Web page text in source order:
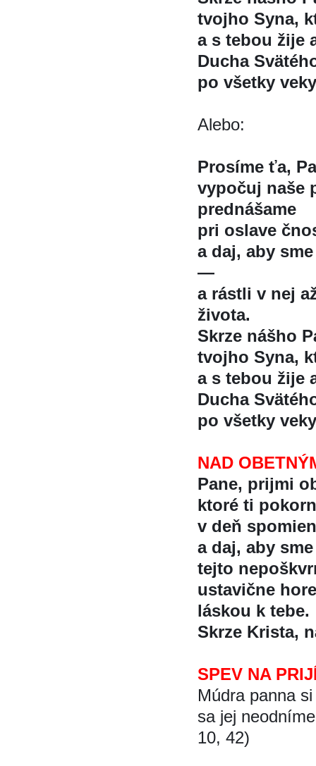
tvojho Syna,
a s tebou žije
Ducha
po všetky
Alebo:
Prosíme ťa,
vypočuj naše
prednášame
pri oslave
a daj, aby
—
a rástli v nej
života.
Skrze nášho
tvojho Syna,
a s tebou žije
Ducha
po všetky
NAD
Pane, prijmi
ktoré ti
v deň
a daj, aby
tejto
ustavične
láskou k tebe.
Skrze Krista,
SPEV NA
Múdra panna
sa jej
10, 42)